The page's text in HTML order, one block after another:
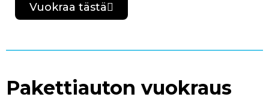
Vuokraa tästä
Pakettiauton vuokraus